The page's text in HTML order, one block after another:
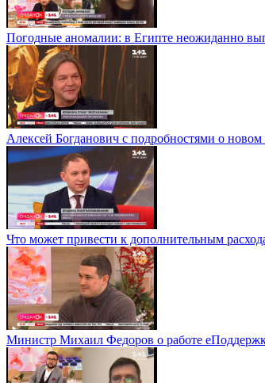
Погодные аномалии: в Египте неожиданно
Алексей Богданович с подробностями о новом
Что может привести к дополнительным
Министр Михаил Федоров о работе